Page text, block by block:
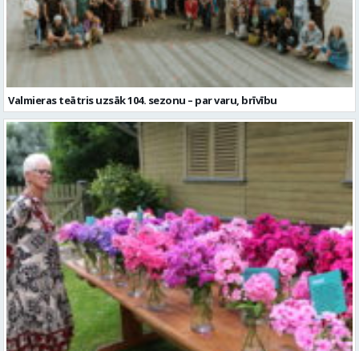
Valmieras teātris uzsāk 104. sezonu – par varu, brīvību